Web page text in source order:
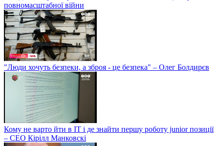
повномасштабної війни
"Люди хочуть безпеки, а зброя - це безпека" – Олег Болдирєв
Кому не варто йти в IT і де знайти першу роботу junior позиції
– СЕО Кірілл Манковскі